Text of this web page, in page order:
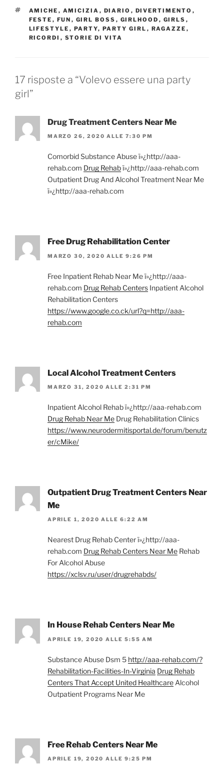
TAG
AMICHE , AMICIZIA , DIARIO , DIVERTIMENTO ,
FESTE , FUN , GIRL BOSS , GIRLHOOD , GIRLS ,
LIFESTYLE , PARTY, PARTY GIRL , RAGAZZE ,
RICORDI , STORIE DI VITA
17 risposte a “Volevo essere una party
girl”
Drug Treatment Centers Near Me
MARZO 26, 2020 ALLE 7:30 PM
Comorbid Substance Abuse ï»¿http://aaa-
rehab.com Drug Rehabï»¿http://aaa-rehab.com
Outpatient Drug And Alcohol Treatment Near Me
ï»¿http://aaa-rehab.com
Free Drug Rehabilitation Center
MARZO 30, 2020 ALLE 9:26 PM
Free Inpatient Rehab Near Me ï»¿http://aaa-
rehab.com Drug Rehab Centers Inpatient Alcohol
Rehabilitation Centers
https://www.google.co.ck/url?q=http://aaa-
rehab.com
Local Alcohol Treatment Centers
MARZO 31, 2020 ALLE 2:31 PM
Inpatient Alcohol Rehab ï»¿http://aaa-rehab.com
Drug Rehab Near Me Drug Rehabilitation Clinics
https://www.neurodermitisportal.de/forum/benutz
er/cMike/
Outpatient Drug Treatment Centers Near
Me
APRILE 1, 2020 ALLE 6:22 AM
Nearest Drug Rehab Center ï»¿http://aaa-
rehab.com Drug Rehab Centers Near Me Rehab
For Alcohol Abuse
https://xclsv.ru/user/drugrehabds/
In House Rehab Centers Near Me
APRILE 19, 2020 ALLE 5:55 AM
Substance Abuse Dsm 5 http://aaa-rehab.com/?
Rehabilitation-Facilities-In-Virginia Drug Rehab
Centers That Accept United Healthcare Alcohol
Outpatient Programs Near Me
Free Rehab Centers Near Me
APRILE 19, 2020 ALLE 9:25 PM